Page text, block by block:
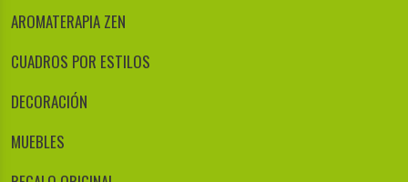
AROMATERAPIA ZEN
CUADROS POR ESTILOS
DECORACIÓN
MUEBLES